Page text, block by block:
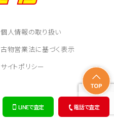
LINEで査定 電話で査定
個人情報の取り扱い
古物営業法に基づく表示
サイトポリシー